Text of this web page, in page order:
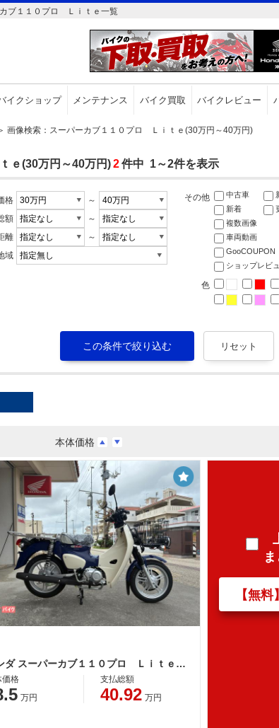
ブ１１０プロ Ｌｉｔｅ一覧
イクショップ メンテナンス バイク買取 バイクレビュー
画像検索：スーパーカブ１１０プロ Ｌｉｔｅ(30万円～40万円)
ｅ(30万円～40万円)2件中 1～2件を表示
格
～
額
～
離
～
域
その他 中古車
新着
複数画像
車両動画
GooCOUPON
ショップレビ
色
本体価格
ホンダ スーパーカブ１１０プロ Ｌｉｔｅ ＪＡ７７型
価格
万円
支払総額
40.92 万円
【無